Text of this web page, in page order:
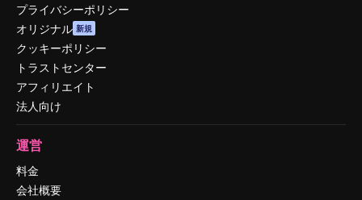
プライバシーポリシー
オリジナル 新規
クッキーポリシー
トラストセンター
アフィリエイト
法人向け
運営
料金
会社概要